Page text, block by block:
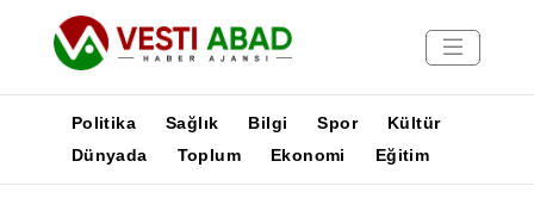
Politika Sağlık Bilgi Spor
Kültür
Dünyada
Toplum Ekonomi Eğitim